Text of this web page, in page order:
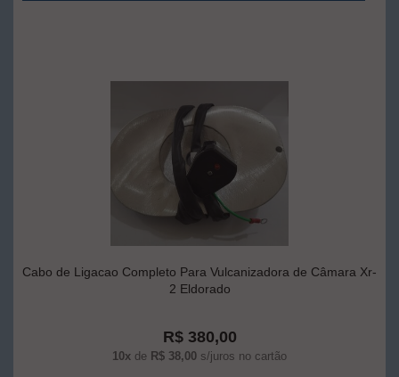
Cabo de Ligacao Completo Para Vulcanizadora de Câmara Xr-
2 Eldorado
R$ 380,00
10x de R$ 38,00 s/juros no cartão